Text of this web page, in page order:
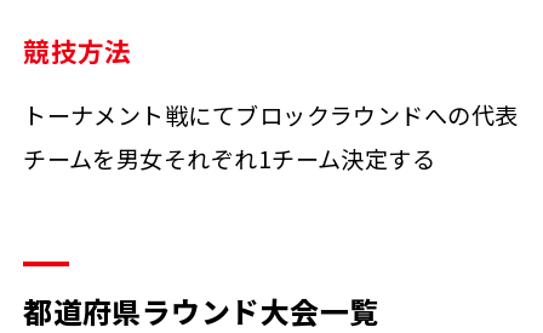
競技方法
トーナメント戦にてブロックラウンドへの代表
チームを男女それぞれ1チーム決定する
都道府県ラウンド大会一覧